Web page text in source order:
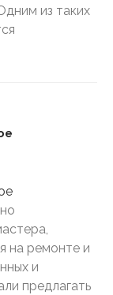
из таких
на ремонте и
и
предлагать